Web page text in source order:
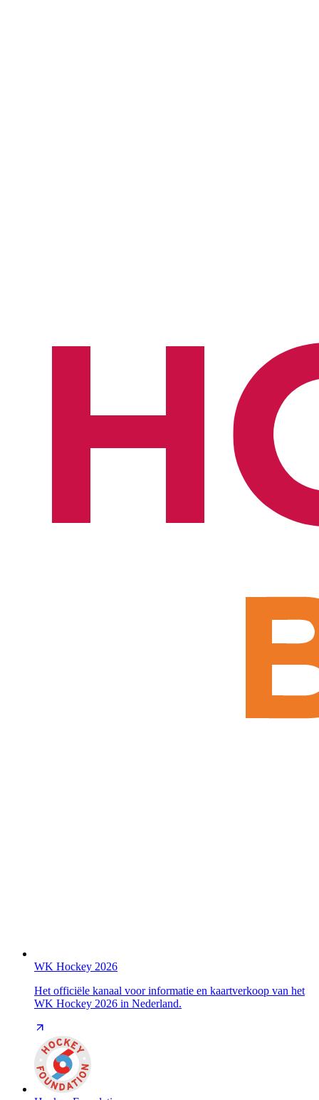
WK Hockey 2026
Het officiële kanaal voor informatie en kaartverkoop van het
WK Hockey 2026 in Nederland.